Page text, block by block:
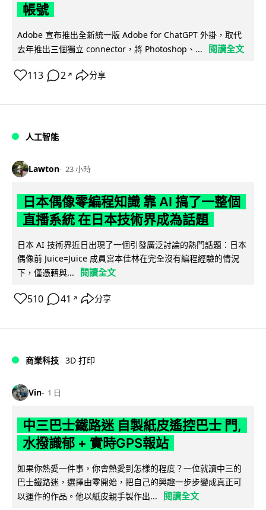
帳號
Adobe 宣布推出全新統一版 Adobe for ChatGPT 外掛，取代
去年推出三個獨立 connector，將 Photoshop、...
閱讀全文
113 2 ↗ 分享
人工智能
Lawton 23 小時
日本偶像零編程知識 靠 AI 搞了一整個
直播系統 在日本技術界成為話題
日本 AI 技術界近日出現了一個引發廣泛討論的熱門話題：日本
偶像前 Juice=Juice 成員宮本佳林在完全沒有編程經驗的情況
下，僅憑藉與...
閱讀全文
510 41 ↗ 分享
商業科技 3D 打印
Vin 1 日
中三巴士鐵路迷 自製紙皮遙控巴士 門,
水撥識郁 + 實時GPS報站
如果你熱愛一件事，你會熱愛到怎樣的程度？一位就讀中三的
巴士鐵路迷，選擇由零開始，把自己的興趣一步步變成真正可
以運作的作品。他以紙皮親手製作出...
閱讀全文